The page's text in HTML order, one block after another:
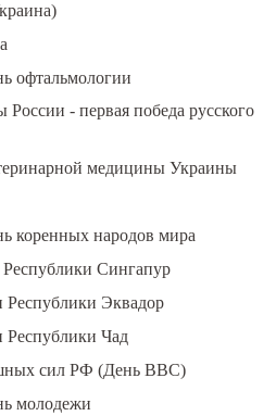
офтальмологии
России - первая победа русского
медицины Украины
коренных народов мира
Сингапур
Республики Эквадор
Республики Чад
сил РФ (День ВВС)
молодежи